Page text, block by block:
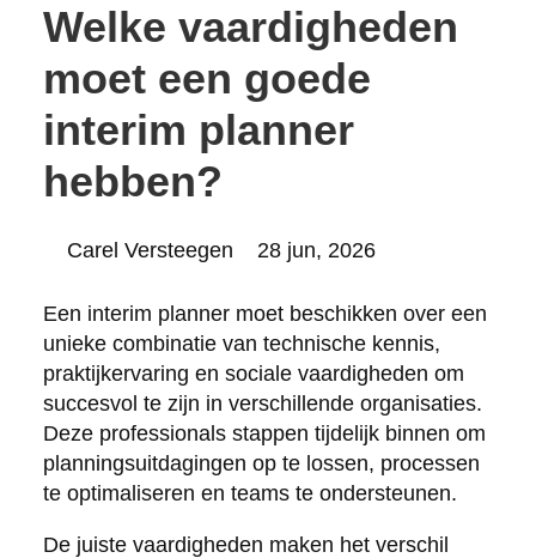
Welke vaardigheden
moet een goede
interim planner
hebben?
Posted
Carel Versteegen 28 jun, 2026
Een interim planner moet beschikken over een
unieke combinatie van technische kennis,
praktijkervaring en sociale vaardigheden om
succesvol te zijn in verschillende organisaties.
Deze professionals stappen tijdelijk binnen om
planningsuitdagingen op te lossen, processen
te optimaliseren en teams te ondersteunen.
De juiste vaardigheden maken het verschil